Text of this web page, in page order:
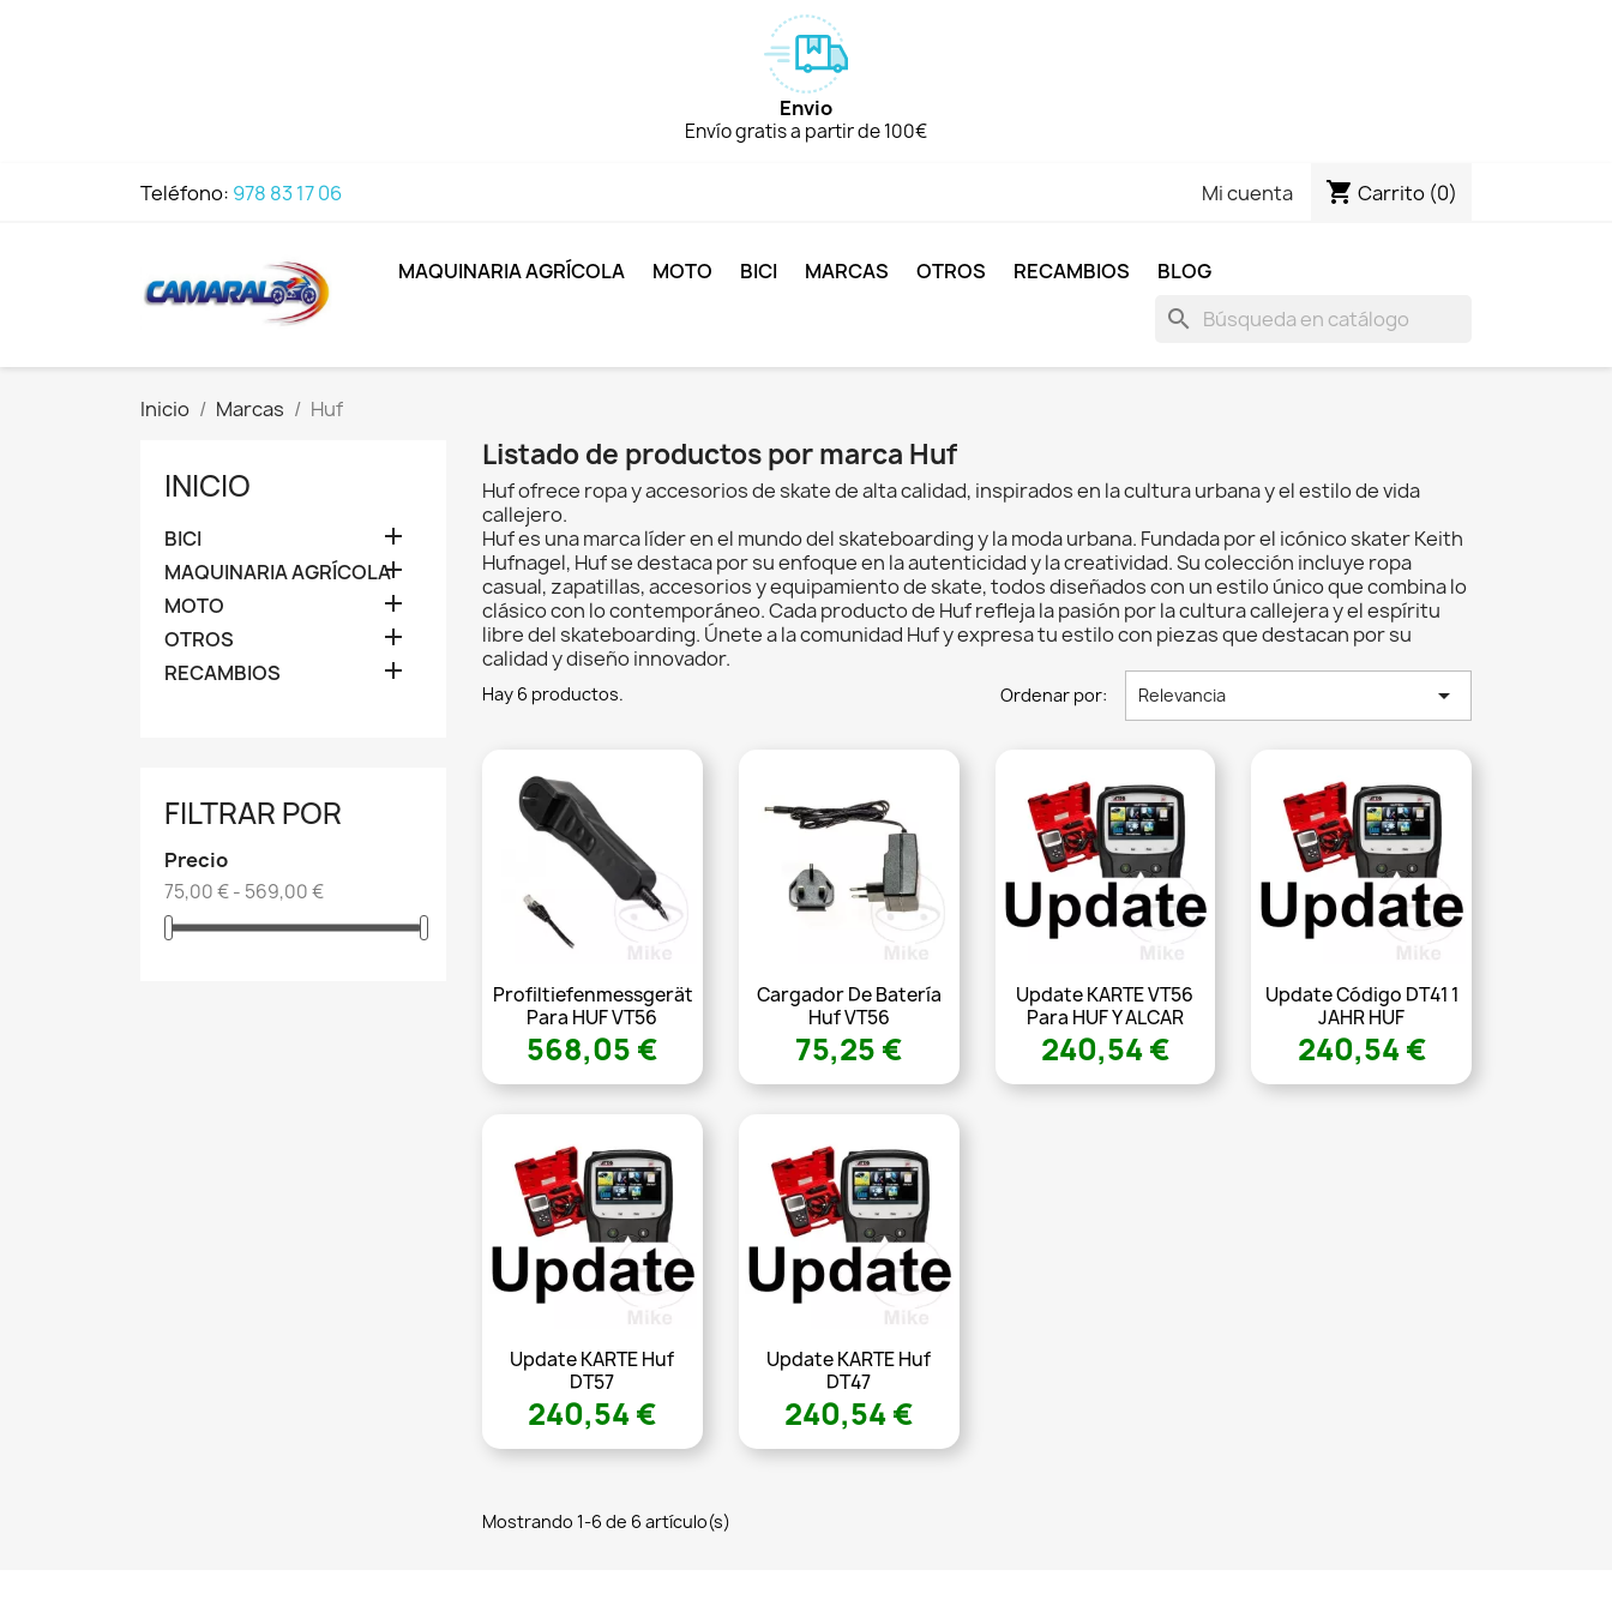
Envio
Envío gratis a partir de 100€
Teléfono: 978 83 17 06 Mi cuenta shopping_cart Carrito (0)
MAQUINARIA AGRÍCOLA MOTO BICI MARCAS OTROS RECAMBIOS BLOG
search
Inicio Marcas Huf
INICIO
BICI 
MAQUINARIA AGRÍCOLA
MOTO 
OTROS 
RECAMBIOS 
FILTRAR POR
Precio
75,00 € - 569,00 €
Listado de productos por marca Huf
Huf ofrece ropa y accesorios de skate de alta calidad, inspirados en la cultura urbana y el estilo de vida
callejero.
Huf es una marca líder en el mundo del skateboarding y la moda urbana. Fundada por el icónico skater Keith
Hufnagel, Huf se destaca por su enfoque en la autenticidad y la creatividad. Su colección incluye ropa
casual, zapatillas, accesorios y equipamiento de skate, todos diseñados con un estilo único que combina lo
clásico con lo contemporáneo. Cada producto de Huf refleja la pasión por la cultura callejera y el espíritu
libre del skateboarding. Únete a la comunidad Huf y expresa tu estilo con piezas que destacan por su
calidad y diseño innovador.
Hay 6 productos. Ordenar por: Relevancia 
Profiltiefenmessgerät
Para HUF VT56
568,05 €
Cargador De Batería
Huf VT56
75,25 €
Update KARTE VT56
Para HUF Y ALCAR
240,54 €
Update Código DT41 1
JAHR HUF
240,54 €
Update KARTE Huf
DT57
240,54 €
Update KARTE Huf
DT47
240,54 €
Mostrando 1-6 de 6 artículo(s)